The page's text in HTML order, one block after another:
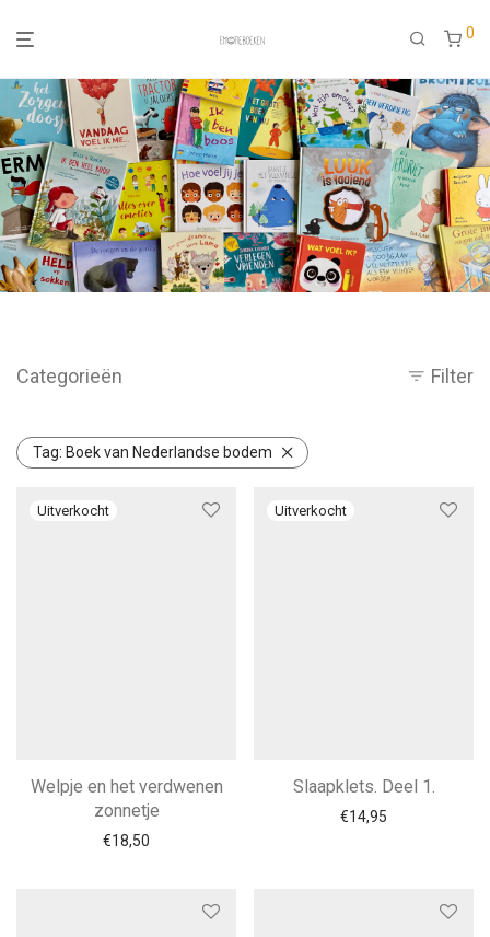
0
Categorieën Filter
Tag: Boek van Nederlandse bodem
Welpje en het verdwenen
zonnetje
€18,50
Slaapklets. Deel 1.
€14,95